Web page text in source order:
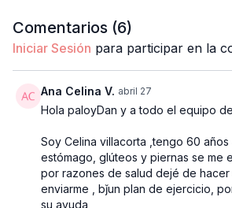
Comentarios (6)
Iniciar Sesión para participar en la
Ana Celina V. abril 27
Hola paloyDan y a todo el equipo
Soy Celina villacorta ,tengo 60 años
estómago, glúteos y piernas se me
por razones de salud dejé de hacer
enviarme , bǰun plan de ejercicio,
su ayuda